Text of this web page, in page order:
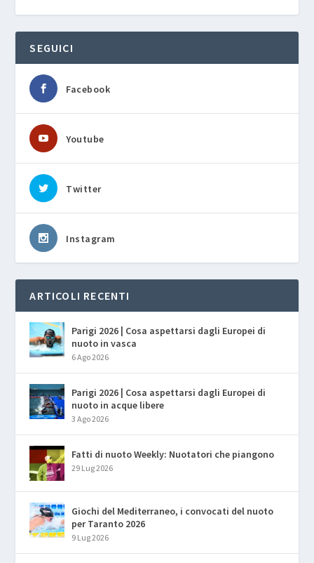
SEGUICI
Facebook
Youtube
Twitter
Instagram
ARTICOLI RECENTI
Parigi 2026 | Cosa aspettarsi dagli Europei di
nuoto in vasca
6 Ago 2026
Parigi 2026 | Cosa aspettarsi dagli Europei di
nuoto in acque libere
3 Ago 2026
Fatti di nuoto Weekly: Nuotatori che piangono
29 Lug 2026
Giochi del Mediterraneo, i convocati del nuoto
per Taranto 2026
9 Lug 2026